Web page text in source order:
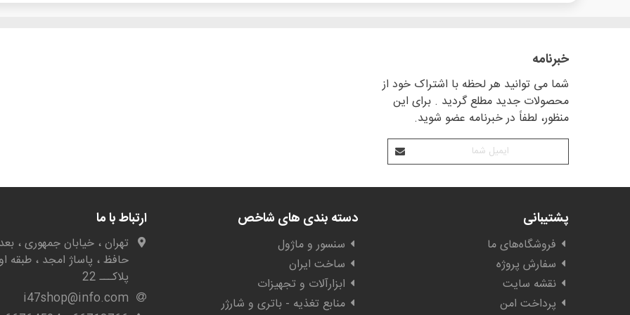
خبرنامه
شما می توانید هر لحظه با اشتراک خود از
محصولات جدید مطلع گردید . برای این
منظور، لطفاً در خبرنامه عضو شوید.
پشتیبانی
فروشگاه‌های ما
سفارش پروژه
نقشه سایت
پرداخت امن
دسته بندی های شاخص
سنسور و ماژول
ساخت ایران
ابزارآلات و تجهیزات
منابع تغذیه - باتری و شارژر
ارتباط با ما
تهران ، خیابان جمهوری ،
حافظ ، پاساژ امجد ، طبقه
پلاکـــ 22
i47shop@info.com